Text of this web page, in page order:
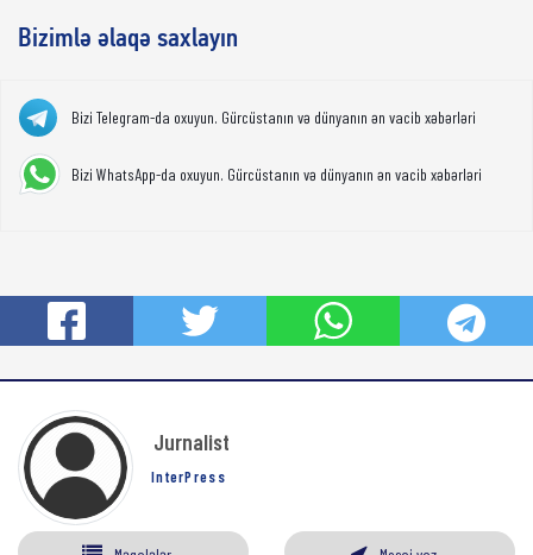
Bizimlə əlaqə saxlayın
Bizi Telegram-da oxuyun. Gürcüstanın və dünyanın ən vacib xəbərləri
Bizi WhatsApp-da oxuyun. Gürcüstanın və dünyanın ən vacib xəbərləri
Jurnalist
InterPress